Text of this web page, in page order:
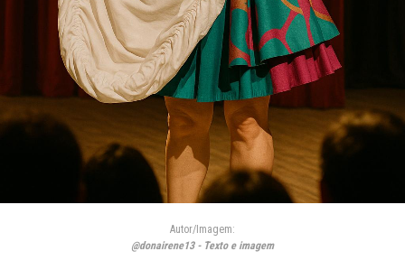
Autor/Imagem:
@donairene13 - Texto e imagem